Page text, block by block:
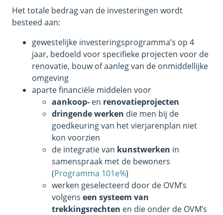
Het totale bedrag van de investeringen wordt
besteed aan:
gewestelijke investeringsprogramma’s op 4
jaar, bedoeld voor specifieke projecten voor de
renovatie, bouw of aanleg van de onmiddellijke
omgeving
aparte financiële middelen voor
aankoop- en renovatieprojecten
dringende werken die men bij de
goedkeuring van het vierjarenplan niet
kon voorzien
de integratie van kunstwerken in
samenspraak met de bewoners
(Programma 101e%)
werken geselecteerd door de OVM’s
volgens een systeem van
trekkingsrechten en die onder de OVM’s